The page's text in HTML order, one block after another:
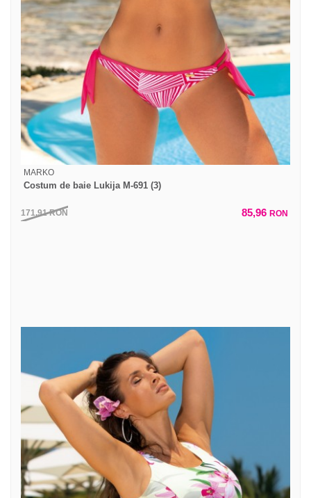
MARKO
Costum de baie Lukija M-691 (3)
171,91RON 85,96 RON